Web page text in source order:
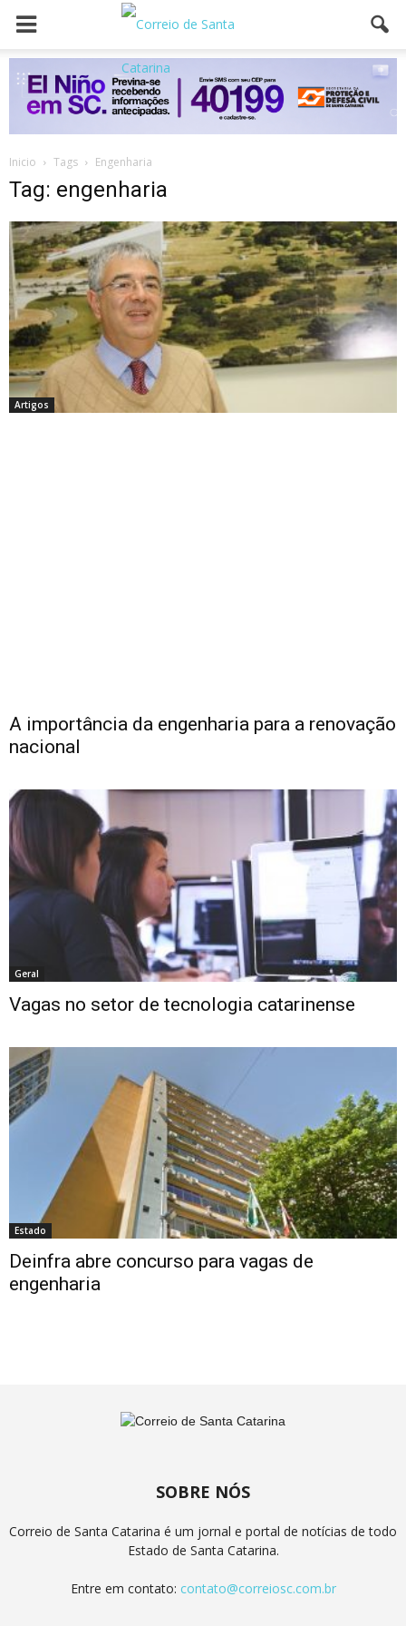
Inicio Tags Engenharia
Tag: engenharia
Artigos
A importância da engenharia para a renovação
nacional
Geral
Vagas no setor de tecnologia catarinense
Estado
Deinfra abre concurso para vagas de
engenharia
SOBRE NÓS
Correio de Santa Catarina é um jornal e portal de notícias de todo
Estado de Santa Catarina.
Entre em contato: contato@correiosc.com.br